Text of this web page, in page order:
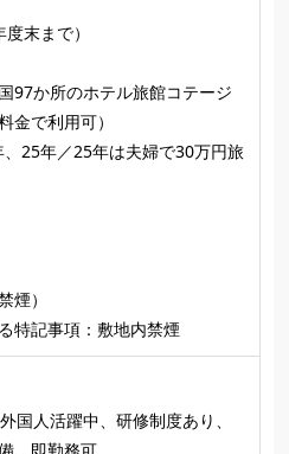
末まで）
97か所のホテル旅館コテージ
金で利用可）
25年／25年は夫婦で30万円旅
煙）
特記事項：敷地内禁煙
国人活躍中、研修制度あり、